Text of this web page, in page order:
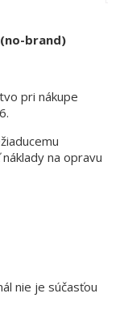
(no-brand)
pri nákupe
na opravu
nie je súčasťou